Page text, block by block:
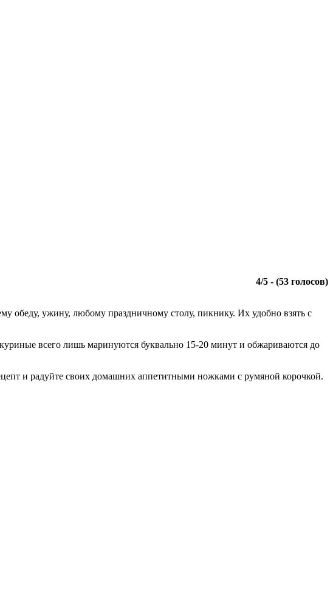
4/5 - (53 голосов)
обеду, ужину, любому праздничному столу, пикнику. Их удобно взять с
всего лишь маринуются буквально 15-20 минут и обжариваются до
и радуйте своих домашних аппетитными ножками с румяной корочкой.